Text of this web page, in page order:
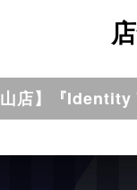
店】『Identity